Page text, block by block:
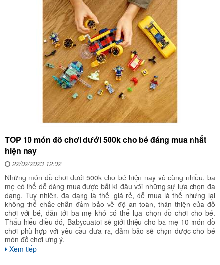
TOP 10 món đồ chơi dưới 500k cho bé đáng mua nhất
hiện nay
22/02/2023 12:02
Những món đồ chơi dưới 500k cho bé hiện nay vô cùng nhiều, ba
mẹ có thể dễ dàng mua được bất kì đâu với những sự lựa chọn đa
dạng. Tuy nhiên, đa dạng là thế, giá rẻ, dễ mua là thế nhưng lại
không thể chắc chắn đảm bảo về độ an toàn, thân thiện của đồ
chơi với bé, dẫn tới ba mẹ khó có thể lựa chọn đồ chơi cho bé.
Thấu hiểu điều đó, Babycuatoi sẽ giới thiệu cho ba mẹ 10 món đồ
chơi phù hợp với yêu cầu đưa ra, đảm bảo sẽ chọn được cho bé
món đồ chơi ưng ý.
Xem tiếp